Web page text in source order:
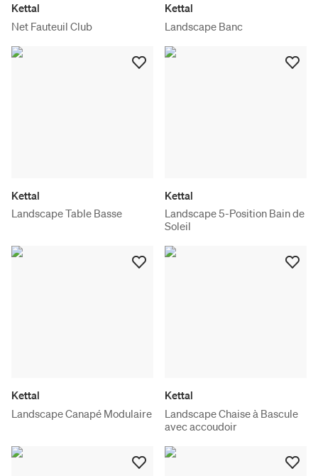
Kettal
Net Fauteuil Club
Kettal
Landscape Banc
Kettal
Landscape Table Basse
Kettal
Landscape 5-Position Bain de
Soleil
Kettal
Landscape Canapé Modulaire
Kettal
Landscape Chaise à Bascule
avec accoudoir